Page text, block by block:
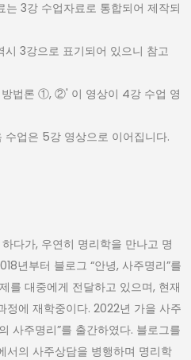
3강 수업자료로 통합되어 제작되
3강으로 표기되어 있으니 참고
법론 ①, ②' 이 영상이 4강 수업 영
업은 5강 영상으로 이어집니다.
다가, 우연히 명리학을 만나고 명
년부터 블로그 “안녕, 사주명리”를
를 대중에게 전달하고 있으며, 현재
정에 재학중이다. 2022년 가을 사주
사주명리”를 출간하였다. 블로그를
서의 사주상담을 병행하며 명리학